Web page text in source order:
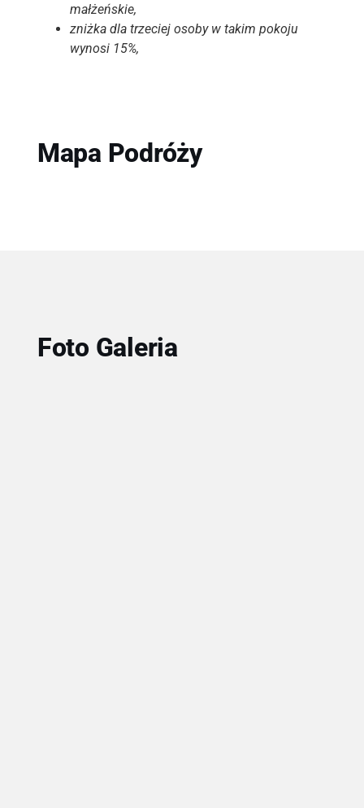
małżeńskie,
zniżka dla trzeciej osoby w takim pokoju
wynosi 15%,
Mapa Podróży
Foto Galeria